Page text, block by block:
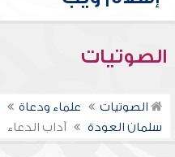
الصوتيات
الصوتيات علماء ودعاة
سلمان العودة
آداب الدعاء